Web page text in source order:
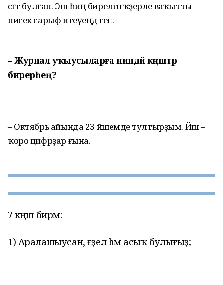
сәғәт булған. Эш һиңә бирелгән ҡәҙерле ваҡытты
нисек сарыф итеүеңдә генә.
– Журнал уҡыусыларға ниндәй кәңәштәр
бирерһең?
– Октябрь айында 23 йәшемде тултырҙым. Йәш –
ҡоро цифрҙар ғына.
7 кәңәш бирәм:
1) Аралашыусан, ғәҙел һәм асыҡ булығыҙ;